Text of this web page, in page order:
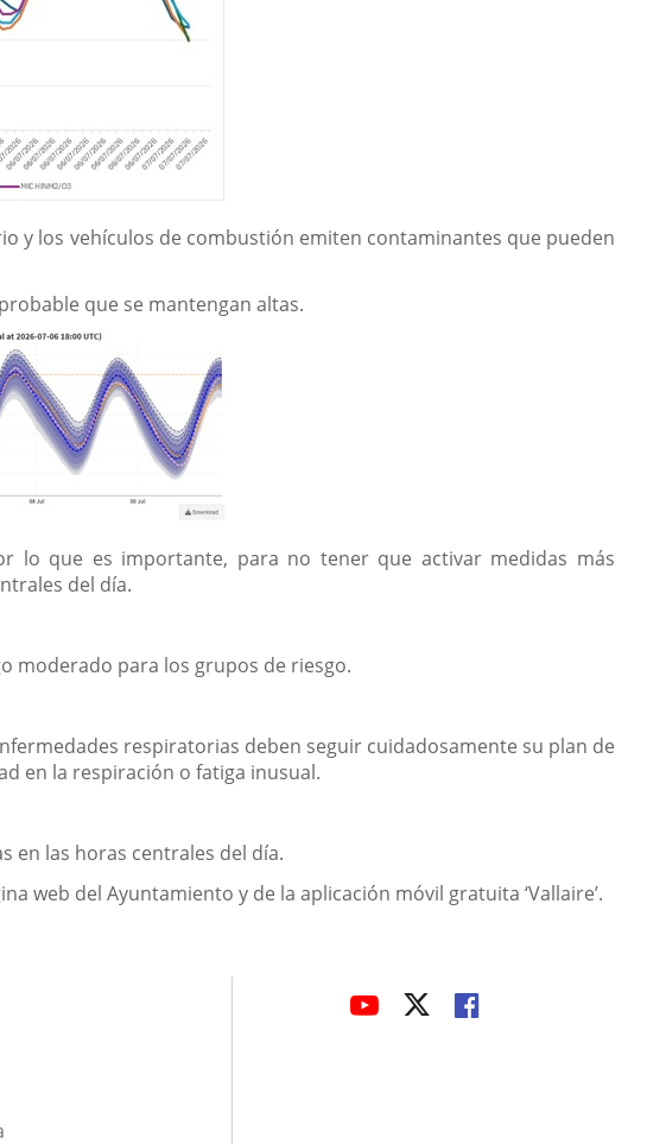
y los vehículos de combustión emiten contaminantes que pueden
que se mantengan altas.
lo que es importante, para no tener que activar medidas más
del día.
moderado para los grupos de riesgo.
respiratorias deben seguir cuidadosamente su plan de
en la respiración o fatiga inusual.
en las horas centrales del día.
web del Ayuntamiento y de la aplicación móvil gratuita ‘Vallaire’.
LINK
LINKLINK